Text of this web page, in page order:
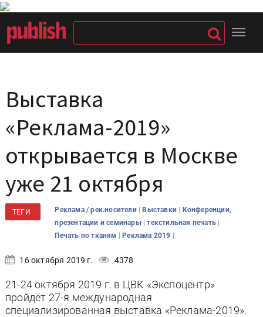
Выставка
«Реклама-2019»
открывается в Москве
уже 21 октября
ТЕГИ Реклама / рек.носители |Выставки | Конференции,
презентации и семинары |текстильная печать |
Печать по тканям |Реклама 2019 |
16 октября 2019 г. 4378
21-24 октября 2019 г. в ЦВК «Экспоцентр»
пройдёт 27-я международная
специализированная выставка «Реклама-2019».